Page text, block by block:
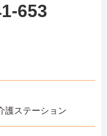
653
護ステーション